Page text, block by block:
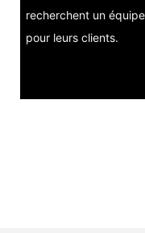
recherchent un
pour leurs clients.